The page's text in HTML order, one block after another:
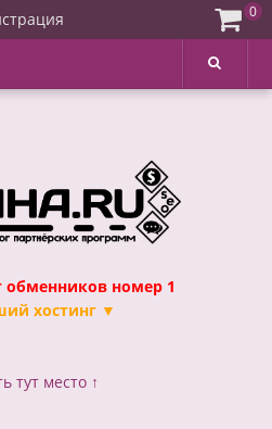
номер 1
хостинг ▼
тут место ↑
0